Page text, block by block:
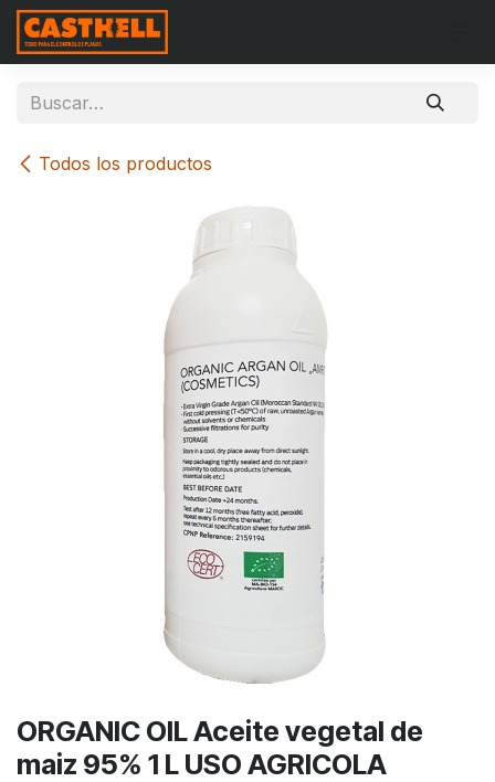
Ir al contenido
Todos los productos
ORGANIC OIL Aceite vegetal de
maiz 95% 1 L USO AGRICOLA